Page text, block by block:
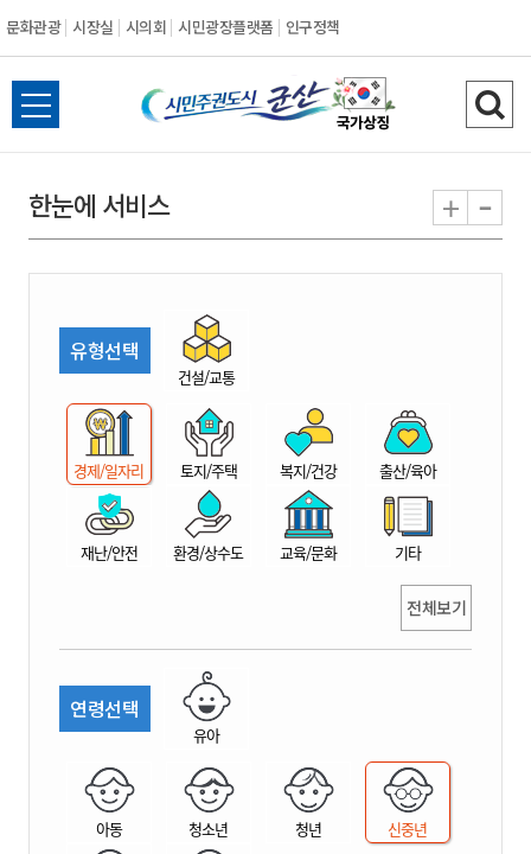
문화관광 시장실 시의회 시민광장플랫폼 인구정책
시
민
권
시
산
전
체
뉴
열
검
색
기
한눈에 서비스 + -
유형선택
건설/교통
경제/일자리 토지/주택 복지/건강 출산/육아
재난/안전 환경/상수도 교육/문화 기타
전체보기
연령선택
유아
아동 청소년 청년 신중년